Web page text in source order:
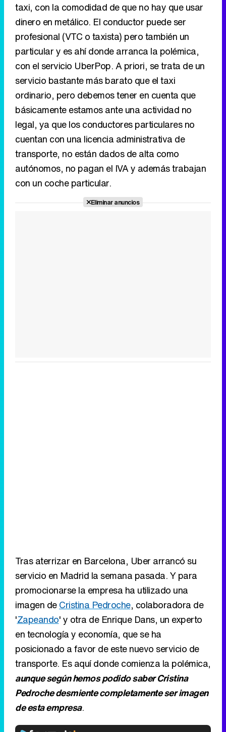
taxi, con la comodidad de que no hay que usar
dinero en metálico. El conductor puede ser
profesional (VTC o taxista) pero también un
particular y es ahí donde arranca la polémica,
con el servicio UberPop. A priori, se trata de un
servicio bastante más barato que el taxi
ordinario, pero debemos tener en cuenta que
básicamente estamos ante una actividad no
legal, ya que los conductores particulares no
cuentan con una licencia administrativa de
transporte, no están dados de alta como
autónomos, no pagan el IVA y además trabajan
con un coche particular.
Eliminar anuncios
Tras aterrizar en Barcelona, Uber arrancó su
servicio en Madrid la semana pasada. Y para
promocionarse la empresa ha utilizado una
imagen deCristina Pedroche, colaboradora de
'Zapeando' y otra de Enrique Dans, un experto
en tecnología y economía, que se ha
posicionado a favor de este nuevo servicio de
transporte. Es aquí donde comienza la polémica,
aunque según hemos podido saber Cristina
Pedroche desmiente completamente ser imagen
de esta empresa.